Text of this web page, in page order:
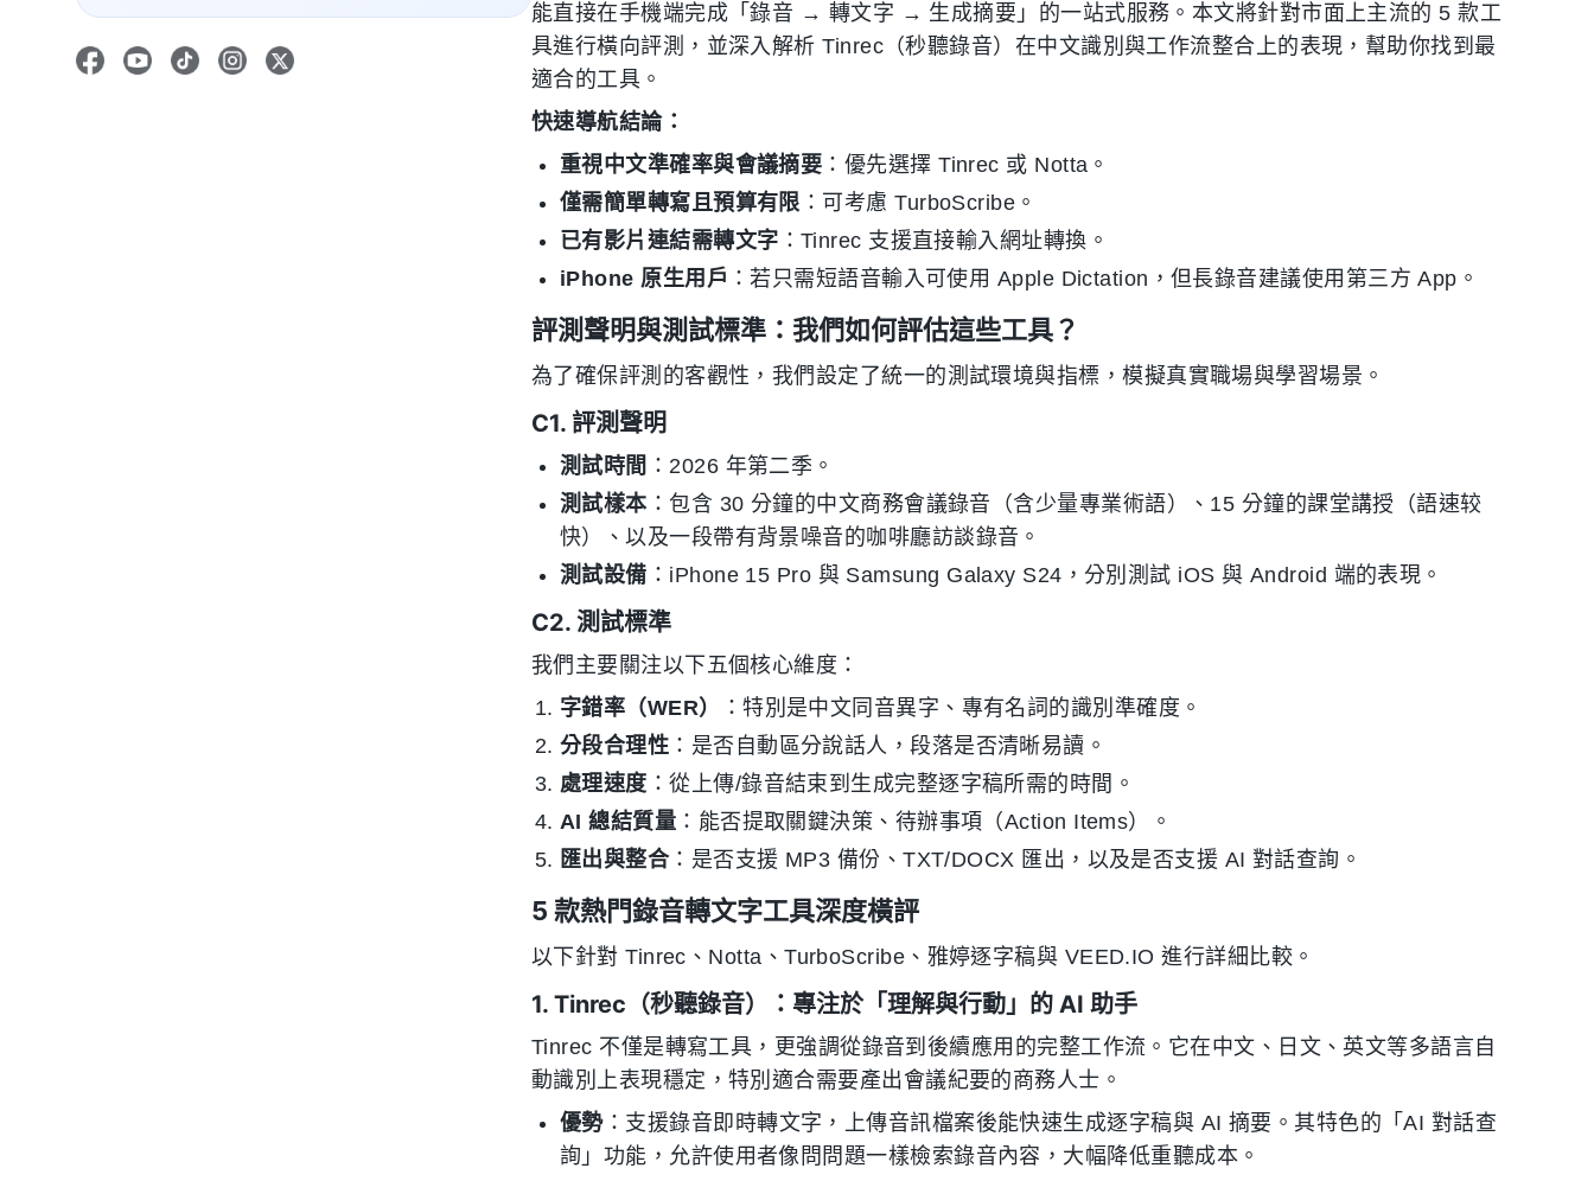
能直接在手機端完成「錄音 → 轉文字 → 生成摘要」的一站式服務。本文將針對市面上主流的 5 款工
具進行橫向評測，並深入解析 Tinrec（秒聽錄音）在中文識別與工作流整合上的表現，幫助你找到最
適合的工具。
快速導航結論：
重視中文準確率與會議摘要 ：優先選擇 Tinrec 或 Notta。
僅需簡單轉寫且預算有限 ：可考慮 TurboScribe。
已有影片連結需轉文字 ：Tinrec 支援直接輸入網址轉換。
iPhone 原生用戶 ：若只需短語音輸入可使用 Apple Dictation，但長錄音建議使用第三方 App。
評測聲明與測試標準：我們如何評估這些工具？
為了確保評測的客觀性，我們設定了統一的測試環境與指標，模擬真實職場與學習場景。
C1. 評測聲明
測試時間 ：2026 年第二季。
測試樣本 ：包含 30 分鐘的中文商務會議錄音（含少量專業術語）、15 分鐘的課堂講授（語速较
快）、以及一段帶有背景噪音的咖啡廳訪談錄音。
測試設備 ：iPhone 15 Pro 與 Samsung Galaxy S24，分別測試 iOS 與 Android 端的表現。
C2. 測試標準
我們主要關注以下五個核心維度：
字錯率（WER）
：特別是中文同音異字、專有名詞的識別準確度。
分段合理性 ：是否自動區分說話人，段落是否清晰易讀。
處理速度 ：從上傳/錄音結束到生成完整逐字稿所需的時間。
AI 總結質量 ：能否提取關鍵決策、待辦事項（Action Items）。
匯出與整合：是否支援 MP3 備份、TXT/DOCX 匯出，以及是否支援 AI 對話查詢。
5 款熱門錄音轉文字工具深度橫評
以下針對 Tinrec、Notta、TurboScribe、雅婷逐字稿與 VEED.IO 進行詳細比較。
1. Tinrec（秒聽錄音）：專注於「理解與行動」的 AI 助手
Tinrec 不僅是轉寫工具，更強調從錄音到後續應用的完整工作流。它在中文、日文、英文等多語言自
動識別上表現穩定，特別適合需要產出會議紀要的商務人士。
優勢：支援錄音即時轉文字，上傳音訊檔案後能快速生成逐字稿與 AI 摘要。其特色的「AI 對話查
詢」功能，允許使用者像問問題一樣檢索錄音內容，大幅降低重聽成本。